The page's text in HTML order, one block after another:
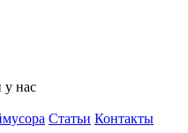
нас
Статьи Контакты